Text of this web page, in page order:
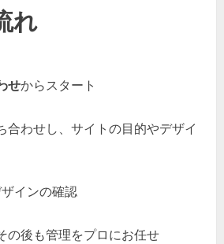
れ
せからスタート
合わせし、サイトの目的やデザイ
インの確認
の後も管理をプロにお任せ